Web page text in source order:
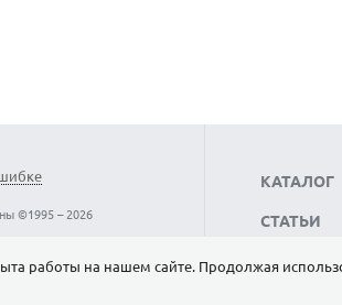
©1995 – 2026
КАТАЛОГ
СТАТЬИ
НОВОСТИ
работы на нашем сайте. Продолжая